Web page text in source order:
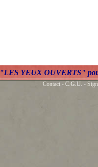
"LES YEUX OUVERTS"
Contact - C.G.U. -